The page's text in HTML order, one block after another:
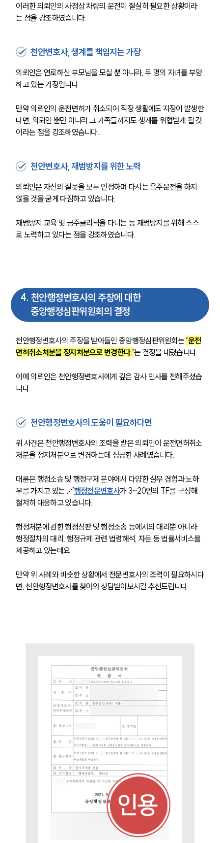
그룹소개
그룹소개
대륜의 강점
오시는 길
글로벌 파트너 로펌
고객의 소리
통합검색
AI대륜
업무사례
주요 업무사례
사례분석/최신동향
법률정보
법률지식인
이러한 의뢰인의 사정상 차량의 운전이 절실히 필요한 상황이라
는 점을 강조하였습니다.
천안변호사, 생계를 책임지는 가장
의뢰인은 연로하신 부모님을 모실 뿐 아니라, 두 명의 자녀를 부양
하고 있는 가장입니다.
만약 의뢰인의 운전면허가 취소되어 직장 생활에도 지장이 발생한
다면, 의뢰인 뿐만 아니라 그 가족들까지도 생계를 위협받게 될 것
이라는 점을 강조하였습니다.
천안변호사, 재범방지를 위한 노력
의뢰인은 자신의 잘못을 모두 인정하며 다시는 음주운전을 하지
않을 것을 굳게 다짐하고 있습니다.
재범방지 교육 및 금주클리닉을 다니는 등 재범방지를 위해 스스
로 노력하고 있다는 점을 강조하였습니다.
4. 천안행정변호사의 주장에 대한
중앙행정심판위원회의 결정
천안행정변호사의 주장을 받아들인 중앙행정심판위원회는 ‘운전
면허취소처분을 정지처분으로 변경한다.’는 결정을 내렸습니다.
이에 의뢰인은 천안행정변호사에게 깊은 감사 인사를 전해주셨습
니다.
천안행정변호사의 도움이 필요하다면
위 사건은 천안행정변호사의 조력을 받은 의뢰인이 운전면허취소
처분을 정지처분으로 변경하는데 성공한 사례였습니다.
대륜은 행정소송 및 행정구제 분야에서 다양한 실무 경험과 노하
우를 가지고 있는 🔗행정전문변호사가 3~20인의 TF를 구성해
철저히 대응하고 있습니다.
행정처분에 관한 행정심판 및 행정소송 등에서의 대리뿐 아니라
행정절차의 대리, 행정규제 관련 법령해석, 자문 등 법률서비스를
제공하고 있는데요.
만약 위 사례와 비슷한 상황에서 전문변호사의 조력이 필요하시다
면, 천안행정변호사를 찾아와 상담받아보시길 추천드립니다.